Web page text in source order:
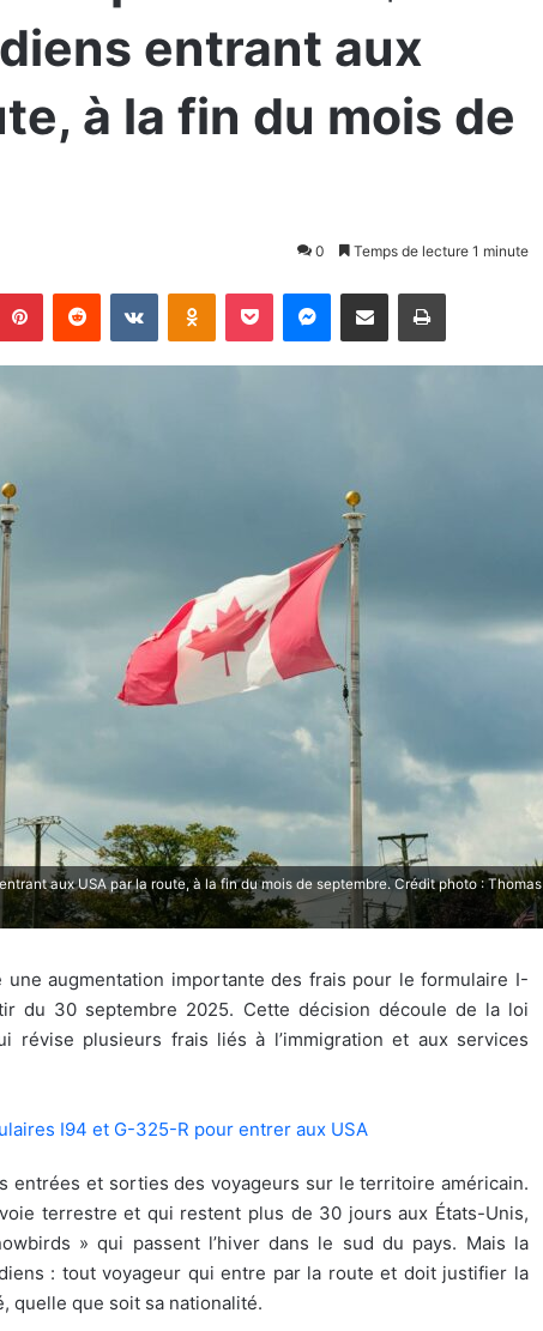
entrant aux
à la fin du mois de
0 Temps de lecture 1 minute
aux USA par la route, à la fin du mois de septembre. Crédit photo : Thomas
une augmentation importante des frais pour le formulaire I-
du 30 septembre 2025. Cette décision découle de la loi
révise plusieurs frais liés à l’immigration et aux services
I94 et G-325-R pour entrer aux USA
entrées et sorties des voyageurs sur le territoire américain.
terrestre et qui restent plus de 30 jours aux États-Unis,
» qui passent l’hiver dans le sud du pays. Mais la
: tout voyageur qui entre par la route et doit justifier la
quelle que soit sa nationalité.